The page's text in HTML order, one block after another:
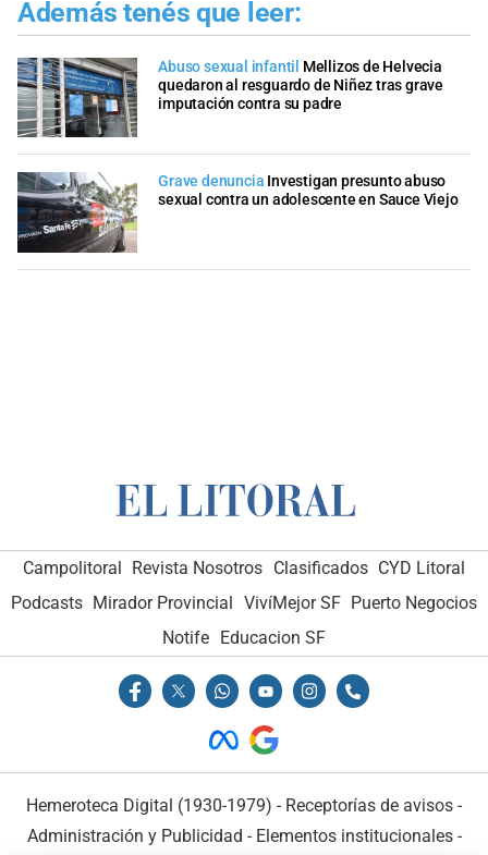
Además tenés que leer:
Abuso sexual infantil Mellizos de Helvecia
quedaron al resguardo de Niñez tras grave
imputación contra su padre
Grave denuncia Investigan presunto abuso
sexual contra un adolescente en Sauce Viejo
Campolitoral Revista Nosotros Clasificados CYD Litoral
Podcasts Mirador Provincial VivíMejor SF Puerto Negocios
Notife
Educacion SF
Hemeroteca Digital (1930-1979) - Receptorías de avisos -
Administración y Publicidad - Elementos institucionales-